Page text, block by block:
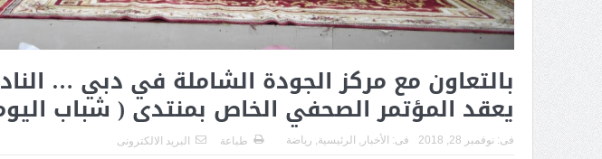
بالتعاون مع مركز الجودة الشاملة في دبي …
يعقد المؤتمر الصحفي الخاص بمنتدى ( شباب
فى: نوفمبر 28, 2018 فى: الأخبار الرئيسية رياضة طباعة البريد الالكترونى
أمل البنيان .. طبيبة فوق
( محمد عوضه البريدي) .. رجل أعمال
بمواصفات إنسانية نادرة